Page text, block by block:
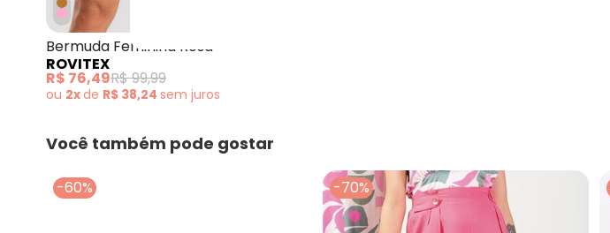
Bermuda Feminina Rosa
ROVITEX
R$ 76,49R$ 99,99
ou 2xde R$ 38,24 sem juros
Você também pode gostar
-60% -70%